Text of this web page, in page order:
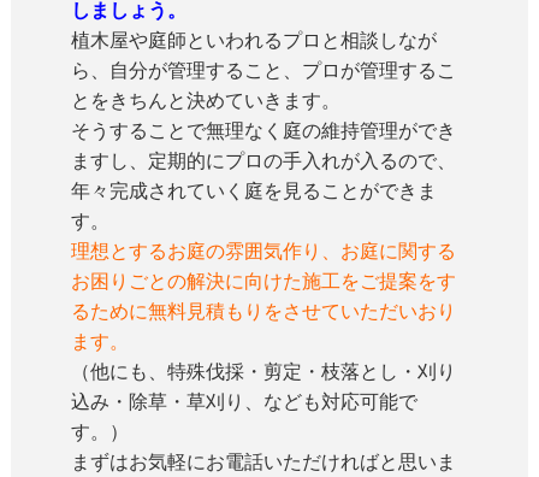
しましょう。
植木屋や庭師といわれるプロと相談しなが
ら、自分が管理すること、プロが管理するこ
とをきちんと決めていきます。
そうすることで無理なく庭の維持管理ができ
ますし、定期的にプロの手入れが入るので、
年々完成されていく庭を見ることができま
す。
理想とするお庭の雰囲気作り、お庭に関する
お困りごとの解決に向けた施工をご提案をす
るために無料見積もりをさせていただいおり
ます。
（他にも、特殊伐採・剪定・枝落とし・刈り
込み・除草・草刈り、なども対応可能で
す。）
まずはお気軽にお電話いただければと思いま